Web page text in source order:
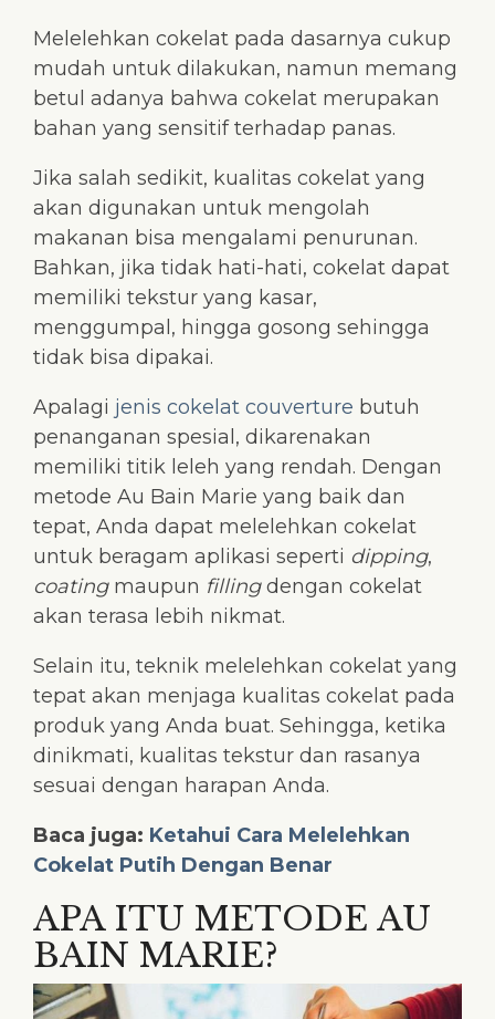
Melelehkan cokelat pada dasarnya cukup
mudah untuk dilakukan, namun memang
betul adanya bahwa cokelat merupakan
bahan yang sensitif terhadap panas.
Jika salah sedikit, kualitas cokelat yang
akan digunakan untuk mengolah
makanan bisa mengalami penurunan.
Bahkan, jika tidak hati-hati, cokelat dapat
memiliki tekstur yang kasar,
menggumpal, hingga gosong sehingga
tidak bisa dipakai.
Apalagi jenis cokelat couverture butuh
penanganan spesial, dikarenakan
memiliki titik leleh yang rendah. Dengan
metode Au Bain Marie yang baik dan
tepat, Anda dapat melelehkan cokelat
untuk beragam aplikasi seperti dipping,
coating maupun fillingdengan cokelat
akan terasa lebih nikmat.
Selain itu, teknik melelehkan cokelat yang
tepat akan menjaga kualitas cokelat pada
produk yang Anda buat. Sehingga, ketika
dinikmati, kualitas tekstur dan rasanya
sesuai dengan harapan Anda.
Baca juga: Ketahui Cara Melelehkan
Cokelat Putih Dengan Benar
APA ITU METODE AU
BAIN MARIE?